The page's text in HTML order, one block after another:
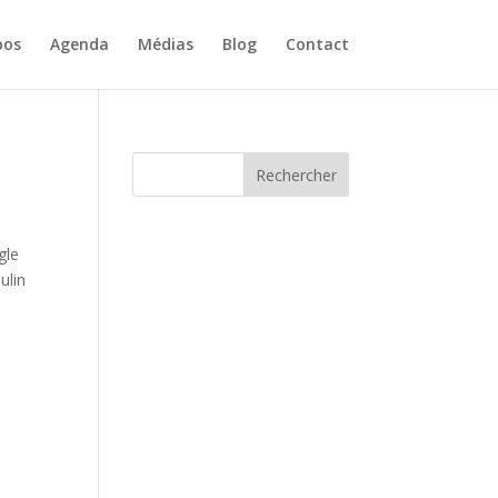
Agenda Médias Blog Contact
Rechercher